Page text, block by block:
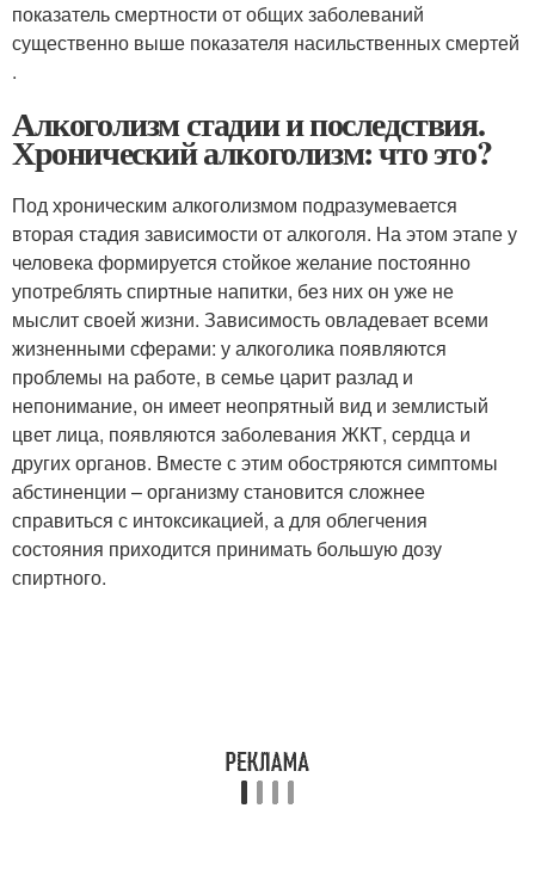
показатель смертности от общих заболеваний
существенно выше показателя насильственных смертей
.
Алкоголизм стадии и последствия.
Хронический алкоголизм: что это?
Под хроническим алкоголизмом подразумевается
вторая стадия зависимости от алкоголя. На этом этапе у
человека формируется стойкое желание постоянно
употреблять спиртные напитки, без них он уже не
мыслит своей жизни. Зависимость овладевает всеми
жизненными сферами: у алкоголика появляются
проблемы на работе, в семье царит разлад и
непонимание, он имеет неопрятный вид и землистый
цвет лица, появляются заболевания ЖКТ, сердца и
других органов. Вместе с этим обостряются симптомы
абстиненции – организму становится сложнее
справиться с интоксикацией, а для облегчения
состояния приходится принимать большую дозу
спиртного.